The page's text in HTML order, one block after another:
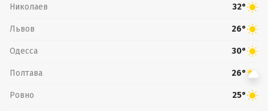
Николаев 32°
Львов 26°
Одесса 30°
Полтава 26°
Ровно 25°